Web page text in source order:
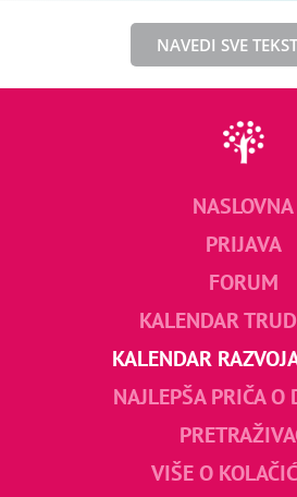
NAVEDI SVE
NASLOVNA
PRIJAVA
FORUM
KALENDAR
KALENDAR
NAJLEPŠA PRIČA O
VIŠE O